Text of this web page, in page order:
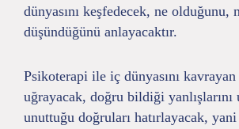
dünyasını keşfedecek, ne olduğunu,
düşündüğünü anlayacaktır.
Psikoterapi ile iç dünyasını
uğrayacak, doğru bildiği yanlışlarını
unuttuğu doğruları hatırlayacak,